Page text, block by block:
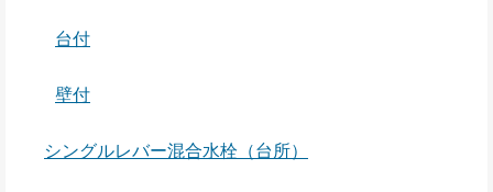
台付
壁付
シングルレバー混合水栓（台所）